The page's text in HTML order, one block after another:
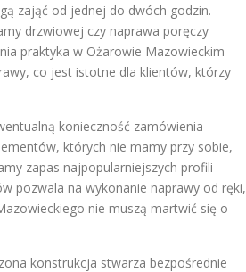
zająć od jednej do dwóch godzin.
drzwiowej czy naprawa poręczy
praktyka w Ożarowie Mazowieckim
co jest istotne dla klientów, którzy
konieczność zamówienia
których nie mamy przy sobie,
zapas najpopularniejszych profili
pozwala na wykonanie naprawy od ręki,
nie muszą martwić się o
konstrukcja stwarza bezpośrednie